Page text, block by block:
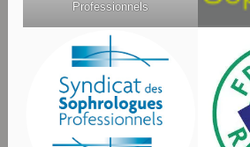
Professionnels